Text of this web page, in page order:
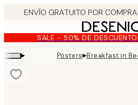
content.SALE - 50% DE DESCUENTO
▸ Pósters▸Breakfast in